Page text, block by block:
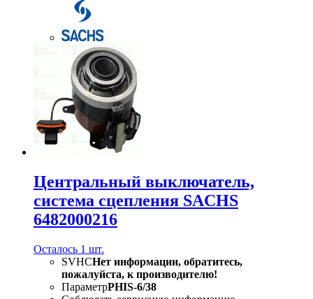
Центральный выключатель,
система сцепления SACHS
6482000216
Осталось 1 шт.
SVHCНет информации, обратитесь,
пожалуйста, к производителю!
ПараметрPHIS-6/38